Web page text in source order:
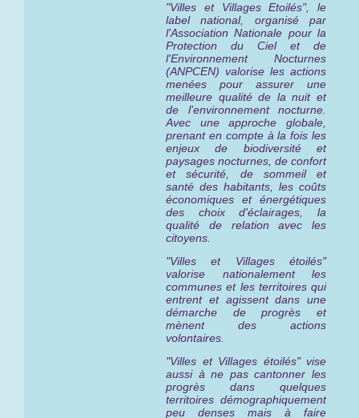
"Villes et Villages Etoilés", le
label national, organisé par
l'Association Nationale pour la
Protection du Ciel et de
l'Environnement Nocturnes
(ANPCEN) valorise les actions
menées pour assurer une
meilleure qualité de la nuit et
de l'environnement nocturne.
Avec une approche globale,
prenant en compte à la fois les
enjeux de biodiversité et
paysages nocturnes, de confort
et sécurité, de sommeil et
santé des habitants, les coûts
économiques et énergétiques
des choix d'éclairages, la
qualité de relation avec les
citoyens.
"Villes et Villages étoilés"
valorise nationalement les
communes et les territoires qui
entrent et agissent dans une
démarche de progrès et
mènent des actions
volontaires.
"Villes et Villages étoilés" vise
aussi à ne pas cantonner les
progrès dans quelques
territoires démographiquement
peu denses mais à faire